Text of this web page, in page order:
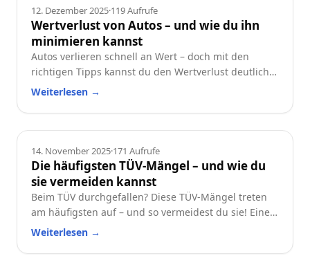
Ratgeber
12. Dezember 2025·119Aufrufe
Wertverlust von Autos – und wie du ihn
minimieren kannst
Autos verlieren schnell an Wert – doch mit den
richtigen Tipps kannst du den Wertverlust deutlich
reduzieren. Erfahre, welche Faktoren besonders
wertstabil hältst.
Weiterlesen →
Ratgeber
14. November 2025·171 Aufrufe
Die häufigsten TÜV-Mängel – und wie du
sie vermeiden kannst
Beim TÜV durchgefallen? Diese TÜV-Mängel treten
am häufigsten auf – und so vermeidest du sie! Eine
praktische Checkliste für alle Autofahrer.
Weiterlesen →